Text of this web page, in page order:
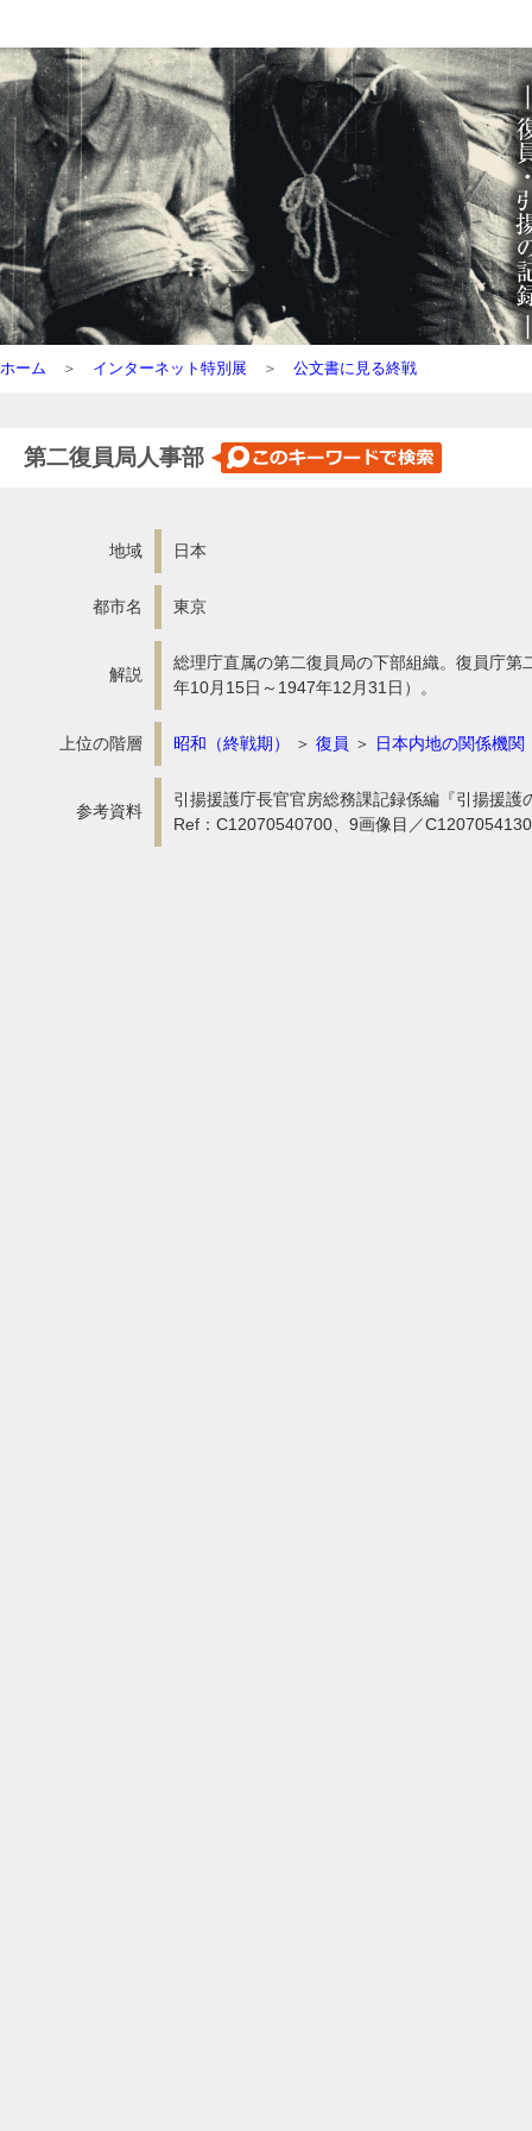
ホーム ＞ インターネット特別展 ＞ 公文書に見る終戦
第二復員局人事部
地域 日本
都市名 東京
解説
総理庁直属の第二復員局の下部組織。復員庁
年10月15日～1947年12月31日）。
上位の階層 昭和（終戦期） ＞ 復員 ＞ 日本内地の関係機関
参考資料
引揚援護庁長官官房総務課記録係編『引揚援
Ref：C12070540700、9画像目／